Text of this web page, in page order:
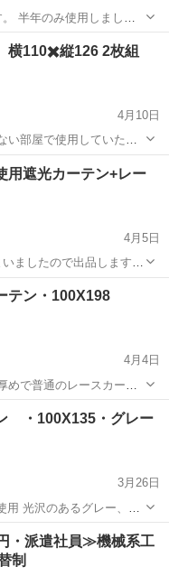
半年のみ使用しまし
です。 詳細 カー
ック 断熱 防...
ラインド カーテン
受付終了 カーテン 横110✖️縦126 2枚組
4月10日
い部屋で使用していたの
した 画像最後の2枚、裾
、さほど目立たないと思
ラインド
用遮光カーテン+レー
4月5日
ましたので出品します🙇
現在取り付けているカー
た写真です。 遮光性カ
ン・100X198
4月4日
で普通のレースカーテ
上手く撮れませんでした
の糸で刺繍がしてありま
ラインド カーテン
・100X135・グレー
3月26日
は硬いです。 他にも
ラインド カーテン
・派遣社員≫機械系工
制